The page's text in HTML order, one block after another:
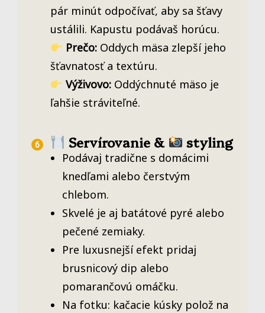
pár minút odpočívať, aby sa šťavy
ustálili. Kapustu podávaš horúcu.
Prečo:Oddych mäsa zlepší jeho
šťavnatosť a textúru.
Výživovo:Oddýchnuté mäso je
ľahšie stráviteľné.
Servírovanie & styling
Podávaj tradične s domácimi
knedľami alebo čerstvým
chlebom.
Skvelé je aj batátové pyré alebo
pečené zemiaky.
Pre luxusnejší efekt pridaj
brusnicový dip alebo
pomarančovú omáčku.
Na fotku: kačacie kúsky polož na